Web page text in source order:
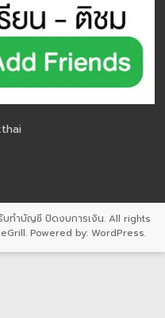
บทำบัญชี ปิดงบการเงิน. All rights
Powered by:WordPress.